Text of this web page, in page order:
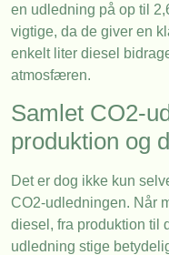
en udledning på op til
vigtige, da de giver en
enkelt liter diesel
atmosfæren.
Samlet CO2-
produktion og
Det er dog ikke kun
CO2-udledningen. Når
diesel, fra produktion til
udledning stige